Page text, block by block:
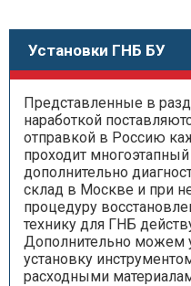
Установки ГНБ БУ
Представленные в
наработкой
отправкой в Россию
проходит
дополнительно
склад в Москве и при
процедуру
технику для ГНБ
Дополнительно можем
установку
расходными